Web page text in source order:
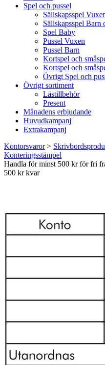
Spel och pussel
Sällskapsspel
Sällskapsspel Barn
Spel Baby
Pussel Vuxen
Pussel Barn
Kortspel och
Kortspel och
Övrigt Spel och
Övrigt sortiment
Lästillbehör
Present
Månadens erbjudande
Huvudkampanj
Extrakampanj
Kontorsvaror>
Konteringsstämpel
Handla för minst 500 kr för fri
500 kr kvar